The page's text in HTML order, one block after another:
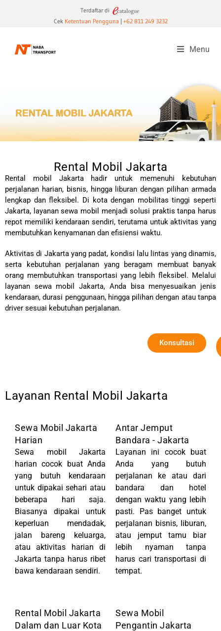
Terdaftar di
CekKetentuan Pengguna | +62 811 249 3232
Menu
Rental Mobil Jakarta
Rental mobil Jakarta hadir untuk memenuhi kebutuhan
perjalanan harian, bisnis, hingga liburan dengan pilihan armada
lengkap dan fleksibel. Di kota dengan mobilitas tinggi seperti
Jakarta, layanan sewa mobil menjadi solusi praktis tanpa harus
repot memiliki kendaraan sendiri, terutama untuk aktivitas yang
membutuhkan kenyamanan dan efisiensi waktu.
Aktivitas di Jakarta yang padat, kondisi lalu lintas yang dinamis,
serta kebutuhan perjalanan yang beragam membuat banyak
orang membutuhkan transportasi yang lebih fleksibel. Melalui
layanan sewa mobil Jakarta, Anda bisa menyesuaikan jenis
kendaraan, durasi penggunaan, hingga pilihan dengan atau tanpa
driver sesuai kebutuhan perjalanan.
Konsultasi
Layanan Rental Mobil Jakarta
Sewa Mobil Jakarta
Harian
Sewa mobil Jakarta
harian cocok buat Anda
yang butuh kendaraan
untuk dipakai sehari atau
beberapa hari saja.
Biasanya dipakai untuk
keperluan mendadak,
jalan bareng keluarga,
atau aktivitas harian di
Jakarta tanpa harus ribet
bawa kendaraan sendiri.
Antar Jemput
Bandara - Jakarta
Layanan ini cocok buat
Anda yang butuh
perjalanan ke atau dari
bandara dan hotel
dengan waktu yang lebih
pasti. Pas banget untuk
perjalanan bisnis, liburan,
atau jemput tamu biar
lebih nyaman tanpa
harus cari transportasi di
tempat.
Rental Mobil Jakarta
Dalam dan Luar Kota
Sewa Mobil
Pengantin Jakarta